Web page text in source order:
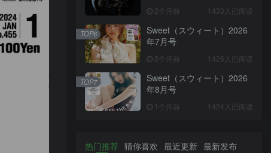
2个月前 1433人已阅读
Sweet（スウィート）2026
年7月号
2个月前 1426人已阅读
TOP6
Sweet（スウィート）2026
年8月号
1个月前 1424人已阅读
TOP7
热门推荐 猜你喜欢 最近更新 最新发布